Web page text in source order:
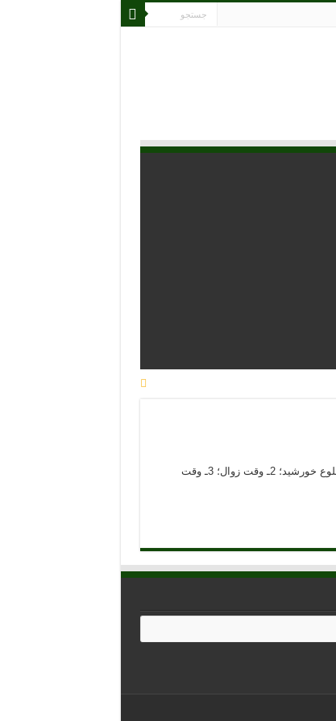
جواب: بله می‌توان خواند. شایان ذکر است که فقط در سه زمان نمی‌توان نمازهای قضایی را خواند، و آن سه زمان عبارتند از: 1ـ وقت طلوع خورشید؛ 2ـ وقت زوال؛ 3ـ وقت